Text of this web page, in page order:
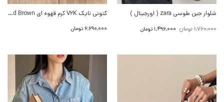
شلوار جین طوسی zara ( اورجینال )
1,760,000تومان قیمت
1,760,000 تومان
1,496,000 تومانقیمت
1,496,000 تومان.
کتونی نایک V2K کرم قهوه ای Nike V2k Run Light Orewood Brown
6,690,000تومان